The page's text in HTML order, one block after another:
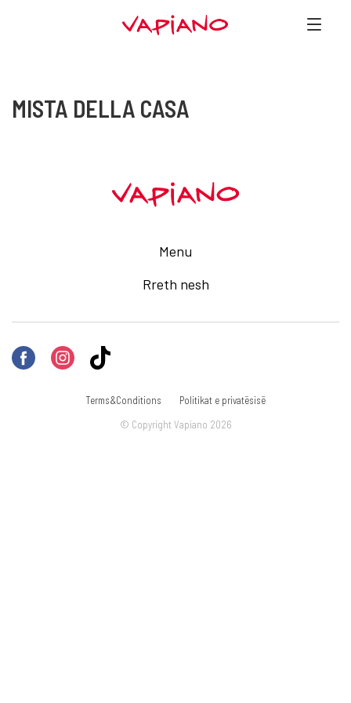
MISTA DELLA CASA
Menu
Rreth nesh
© Copyright Vapiano 2026
Terms&Conditions Politikat e privatësisë